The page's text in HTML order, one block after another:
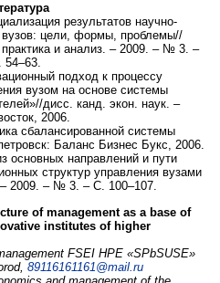
результатов научно-
вузов: цели, формы, проблемы//
и анализ. – 2009. – № 3. –
54–63.
подход к процессу
вузом на основе системы
дисс. канд. экон. наук. –
2006.
сбалансированной системы
Баланс Бизнес Букс, 2006.
основных направлений и пути
структур управления вузами
2009. – № 3. – С. 100–107.
of management as a base of
institutes of higher
FSEI HPE «SPbSUSE»
89116161161@mail.ru